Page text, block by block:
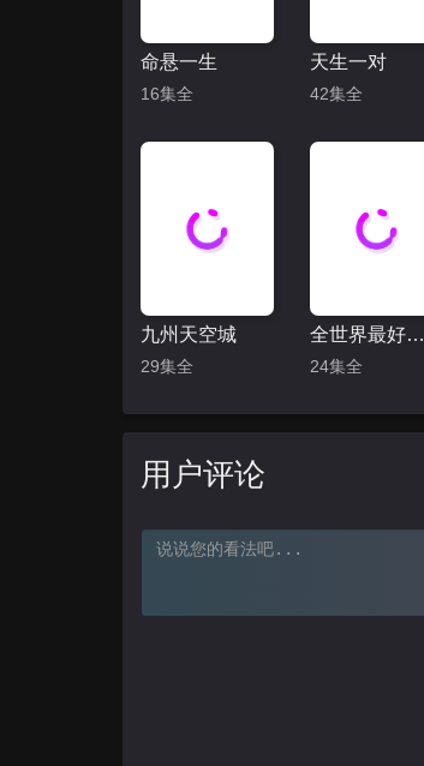
命悬一生
16集全
天生一对
42集全
九州天空城
29集全
全世界最好的你
24集全
用户评论